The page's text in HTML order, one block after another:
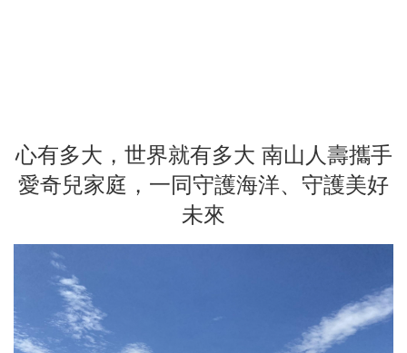
心有多大，世界就有多大 南山人壽攜手
愛奇兒家庭，一同守護海洋、守護美好
未來